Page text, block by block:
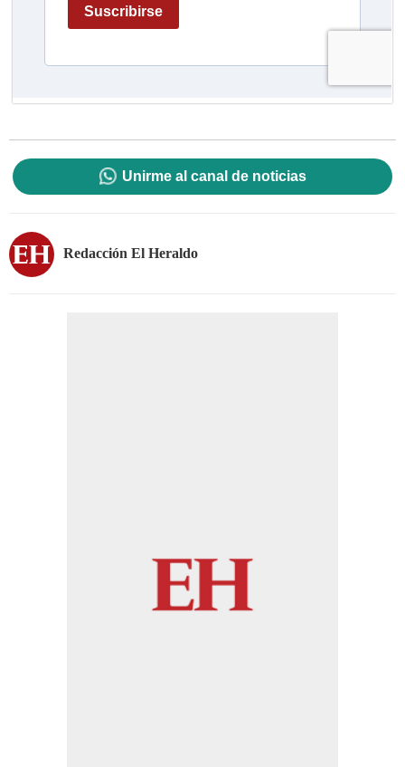
Unirme al canal de noticias
Redacción El Heraldo